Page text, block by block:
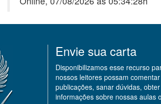
Envie sua carta
Disponibilizamos esse recurso
nossos leitores possam
publicações, sanar dúvidas, obter
informações sobre nossas aulas